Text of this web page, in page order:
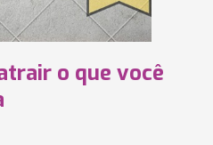
o que você